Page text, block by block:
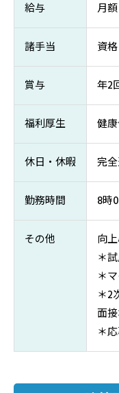
給与 月
諸手当 資
賞与 年2
福利厚生 健
休日・休暇 完
勤務時間 8時
その他
向
＊
＊
＊2
面
＊